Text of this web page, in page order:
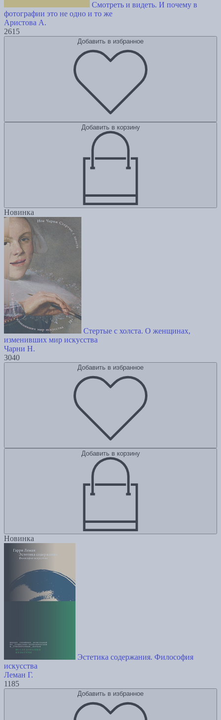
Смотреть и видеть. И почему в
фотографии это не одно и то же
Аристова А.
2615
Добавить в избранное
Добавить в корзину
Новинка
Стертые с холста. О женщинах,
изменивших мир искусства
Чарни Н.
3040
Добавить в избранное
Добавить в корзину
Новинка
Эстетика содержания. Философия
искусства
Леман Г.
1185
Добавить в избранное